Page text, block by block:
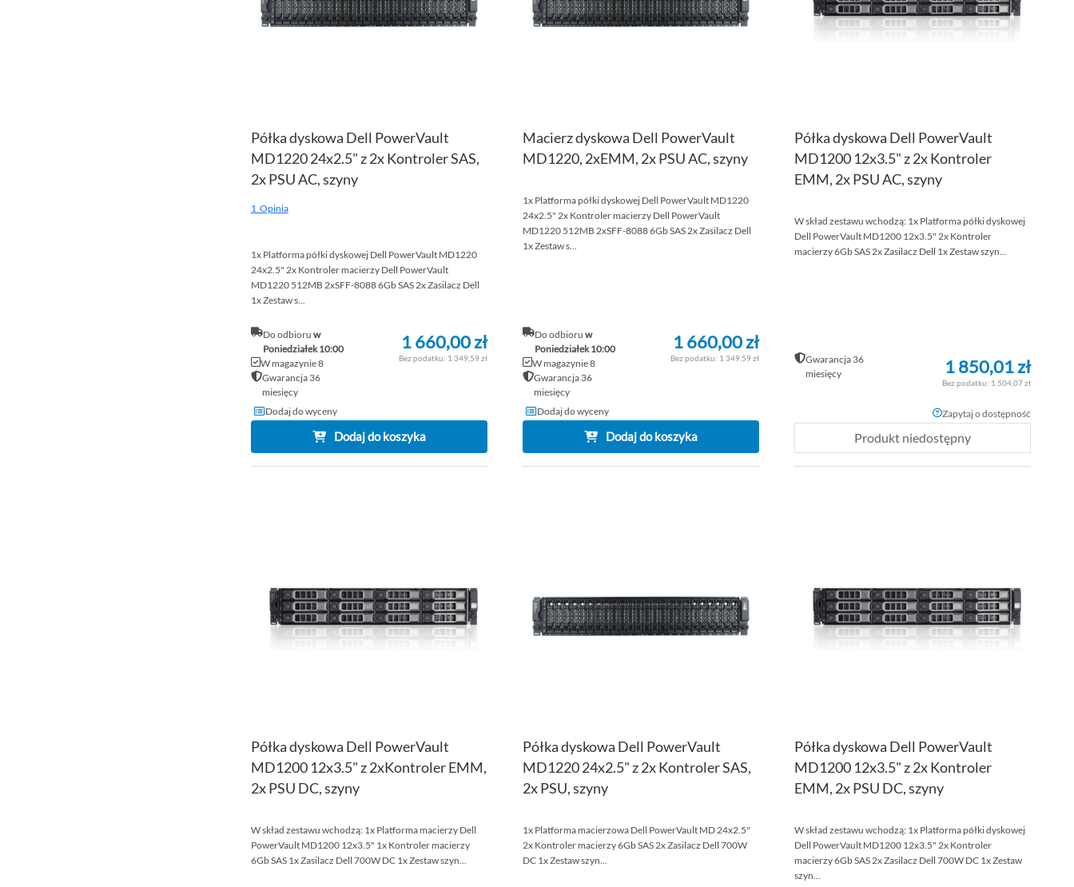
Półka dyskowa Dell PowerVault
MD1220 24x2.5" z 2x Kontroler SAS,
2x PSU AC, szyny
1 Opinia
1x Platforma półki dyskowej Dell PowerVault MD1220
24x2.5" 2x Kontroler macierzy Dell PowerVault
MD1220 512MB 2xSFF-8088 6Gb SAS 2x Zasilacz Dell
1x Zestaw s...
Do odbioru w
Poniedziałek 10:00
W magazynie 8
Gwarancja 36
miesięcy
1 660,00 zł
1 349,59 zł
Dodaj do wyceny
Dodaj do koszyka
Macierz dyskowa Dell PowerVault
MD1220, 2xEMM, 2x PSU AC, szyny
1x Platforma półki dyskowej Dell PowerVault MD1220
24x2.5" 2x Kontroler macierzy Dell PowerVault
MD1220 512MB 2xSFF-8088 6Gb SAS 2x Zasilacz Dell
1x Zestaw s...
Do odbioru w
Poniedziałek 10:00
W magazynie 8
Gwarancja 36
miesięcy
1 660,00 zł
1 349,59 zł
Dodaj do wyceny
Dodaj do koszyka
Półka dyskowa Dell PowerVault
MD1200 12x3.5" z 2x Kontroler
EMM, 2x PSU AC, szyny
W skład zestawu wchodzą: 1x Platforma półki dyskowej
Dell PowerVault MD1200 12x3.5" 2x Kontroler
macierzy 6Gb SAS 2x Zasilacz Dell 1x Zestaw szyn...
Gwarancja 36
miesięcy
1 850,01 zł
1 504,07 zł
Zapytaj o dostępność
Produkt niedostępny
ŻYCZEŃ
Półka dyskowa Dell PowerVault
MD1200 12x3.5" z 2xKontroler EMM,
2x PSU DC, szyny
W skład zestawu wchodzą: 1x Platforma macierzy Dell
PowerVault MD1200 12x3.5" 1x Kontroler macierzy
6Gb SAS 1x Zasilacz Dell 700W DC 1x Zestaw szyn...
ŻYCZEŃ
Półka dyskowa Dell PowerVault
MD1220 24x2.5" z 2x Kontroler SAS,
2x PSU, szyny
1x Platforma macierzowa Dell PowerVault MD 24x2.5"
2x Kontroler macierzy 6Gb SAS 2x Zasilacz Dell 700W
DC 1x Zestaw szyn...
Półka dyskowa Dell PowerVault
MD1200 12x3.5" z 2x Kontroler
EMM, 2x PSU DC, szyny
W skład zestawu wchodzą: 1x Platforma półki dyskowej
Dell PowerVault MD1200 12x3.5" 2x Kontroler
macierzy 6Gb SAS 2x Zasilacz Dell 700W DC 1x Zestaw
szyn...